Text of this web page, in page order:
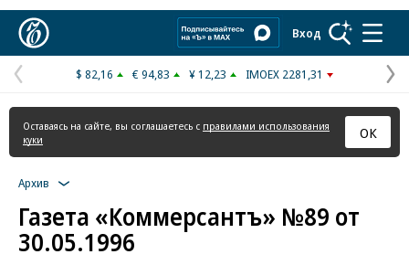
Вход
Предыдущая
страница
$ 82,16 € 94,83 ¥ 12,23 IMOEX 2281,31
Оставаясь на сайте, вы соглашаетесь с правилами использования
куки
ОК
Архив
Газета «Коммерсантъ» №89 от
30.05.1996